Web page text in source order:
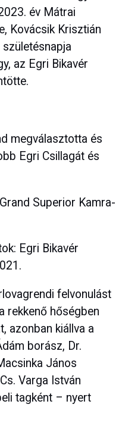
év Mátrai
Kovácsik Krisztián
az Egri Bikavér
megválasztotta és
Egri Csillagát és
Superior Kamra-
Egri Bikavér
felvonulást
rekkenő hőségben
azonban kiállva a
borász, Dr.
János
Varga István
tagként – nyert